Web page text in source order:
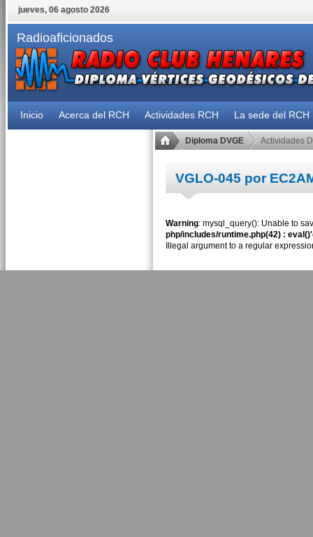
jueves, 06 agosto 2026
Radioaficionados
Inicio Acerca del RCH Actividades RCH La sede del RCH
Diploma DVGE Actividades
VGLO-045 por
Warning: mysql_query(): Unable to
php/includes/runtime.php(42) :
Illegal argument to a regular